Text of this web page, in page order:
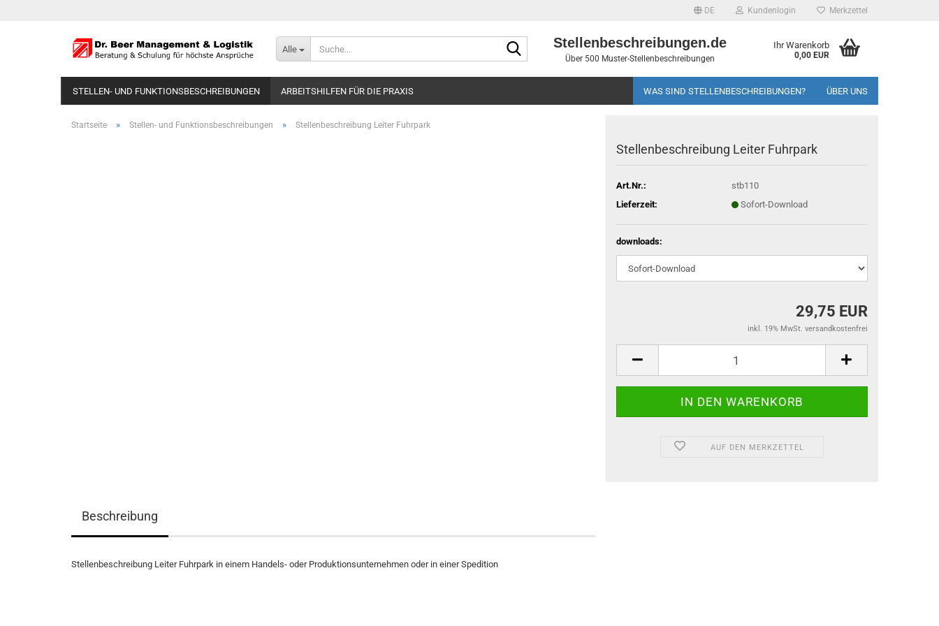
DE Kundenlogin Merkzettel
Alle
Suche...Stellenbeschreibungen.de
Über 500 Muster-Stellenbeschreibungen
Ihr Warenkorb
0,00 EUR
STELLEN- UND FUNKTIONSBESCHREIBUNGEN ARBEITSHILFEN FÜR DIE PRAXIS WAS SIND STELLENBESCHREIBUNGEN? ÜBER UNS
Startseite » Stellen- und Funktionsbeschreibungen » Stellenbeschreibung Leiter Fuhrpark
Stellenbeschreibung Leiter Fuhrpark
Art.Nr.:
stb110
Lieferzeit:
Sofort-Download
downloads:
29,75 EUR
inkl. 19% MwSt. versandkostenfrei
AUF DEN MERKZETTEL
Beschreibung
Stellenbeschreibung Leiter Fuhrpark in einem Handels- oder Produktionsunternehmen oder in einer Spedition